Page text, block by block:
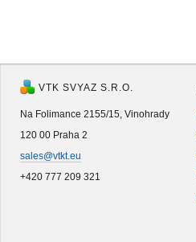
VTK SVYAZ S.R.O.
Na Folimance 2155/15, Vinohrady
120 00 Praha 2
sales@vtkt.eu
+420 777 209 321